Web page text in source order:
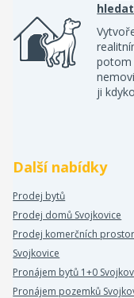
potom
ji
Další nabídky
Prodej bytů
Prodej domů Svojkovice
Prodej komerčních prostor
Svojkovice
Pronájem bytů 1+0
Pronájem pozemků